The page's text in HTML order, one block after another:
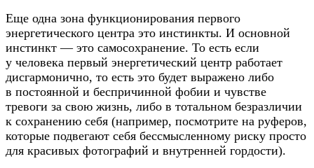
Еще одна зона функционирования первого
энергетического центра это инстинкты. И основной
инстинкт — это самосохранение. То есть если
у человека первый энергетический центр работает
дисгармонично, то есть это будет выражено либо
в постоянной и беспричинной фобии и чувстве
тревоги за свою жизнь, либо в тотальном безразличии
к сохранению себя (например, посмотрите на руферов,
которые подвегают себя бессмысленному риску просто
для красивых фотографий и внутренней гордости).